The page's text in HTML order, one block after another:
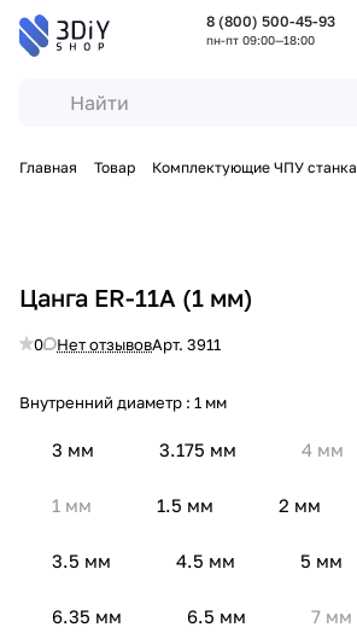
8 (800) 500-45-93
пн-пт 09:00—18:00
Главная Товар Комплектующие ЧПУ станка
Цанга ER-11A (1 мм)
0 Нет отзывовАрт. 3911
Внутренний диаметр : 1 мм
3 мм 3.175 мм 4 мм
1 мм 1.5 мм 2 мм
3.5 мм 4.5 мм 5 мм
6.35 мм 6.5 мм 7 мм